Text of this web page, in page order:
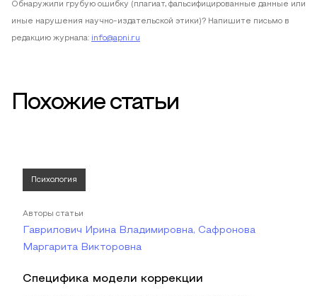
Обнаружили грубую ошибку (плагиат, фальсифицированные данные или
иные нарушения научно-издательской этики)? Напишите письмо в
редакцию журнала: info@apni.ru
Похожие статьи
Психология
Авторы статьи
Гаврилович Ирина Владимировна, Сафронова
Маргарита Викторовна
Специфика модели коррекции